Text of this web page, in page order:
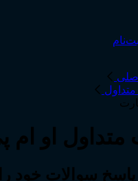
متداول او
سوالات خود را